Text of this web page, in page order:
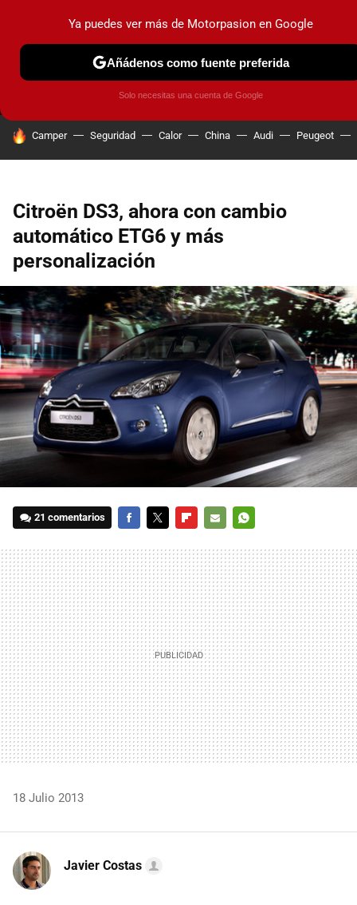
MENÚ NUEVO
COCHES ELÉCTRICOS OBSERVATORIO
HOY SE HABLA DE
Camper Seguridad Calor China Audi Peugeot
Citroën DS3, ahora con cambio
automático ETG6 y más
personalización
21 comentarios
MAIL
18 Julio 2013
Javier Costas
Ya puedes ver más de Motorpasion en Google
Añádenos como fuente preferida
Solo necesitas una cuenta de Google